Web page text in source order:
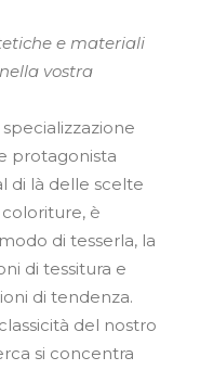
e materiali
vostra
specializzazione
protagonista
di là delle scelte
è
di tesserla, la
di tessitura e
di tendenza.
del nostro
si concentra